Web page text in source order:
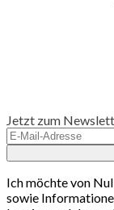
Jetzt zum
Ich möchte von
sowie